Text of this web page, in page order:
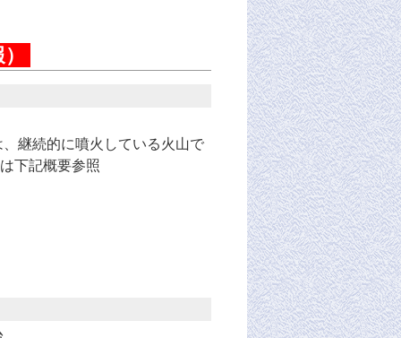
継続的に噴火している火山で
下記概要参照